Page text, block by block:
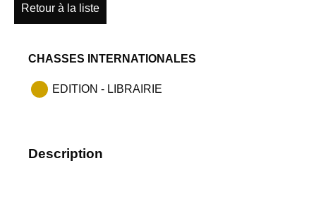
Retour à la liste
CHASSES INTERNATIONALES
EDITION - LIBRAIRIE
Description